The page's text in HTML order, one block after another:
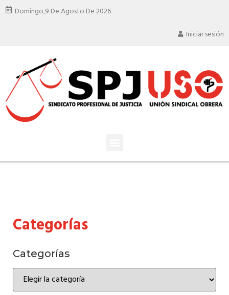
Domingo,9 De Agosto De 2026
Iniciar sesión
Categorías
Categorías